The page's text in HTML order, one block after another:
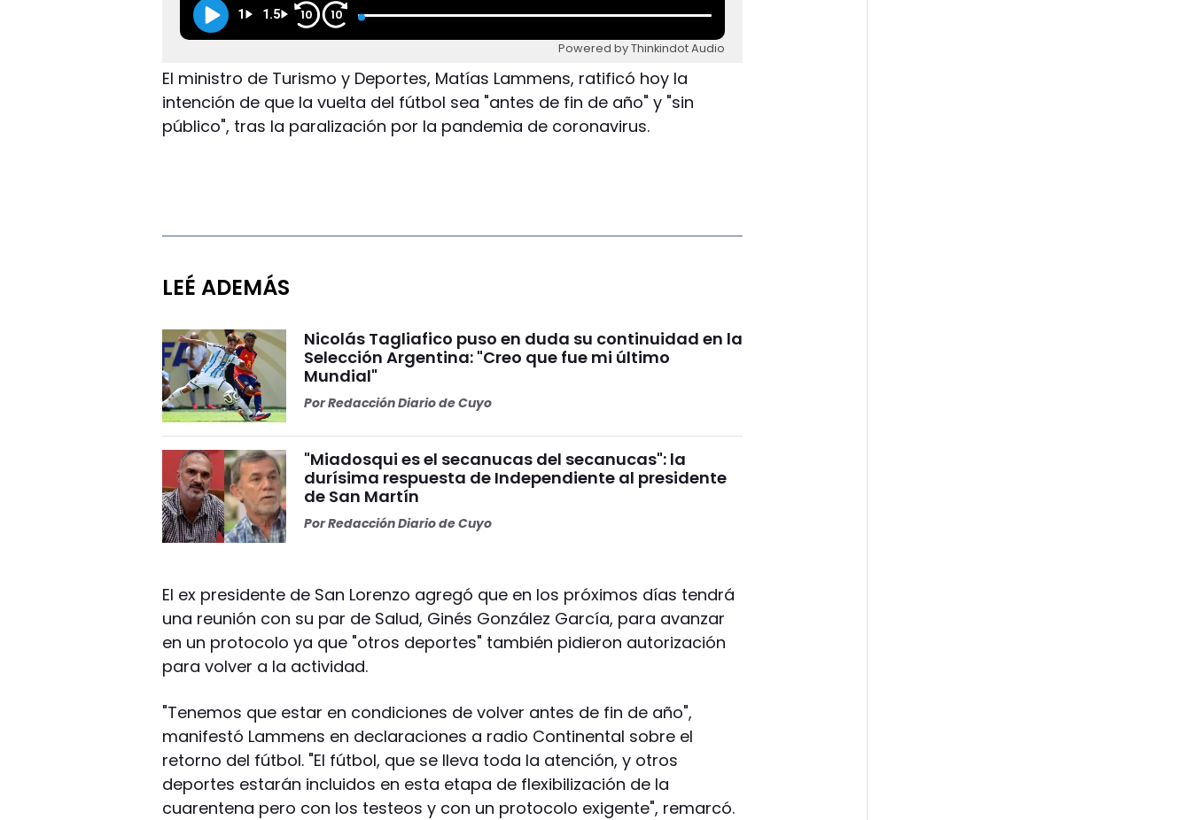
1 1.5 10 10
Powered by Thinkindot Audio
El ministro de Turismo y Deportes, Matías Lammens, ratificó hoy la
intención de que la vuelta del fútbol sea "antes de fin de año" y "sin
público", tras la paralización por la pandemia de coronavirus.
LEÉ ADEMÁS
Nicolás Tagliafico puso en duda su continuidad en la
Selección Argentina: "Creo que fue mi último
Mundial"
PorRedacción Diario de Cuyo
"Miadosqui es el secanucas del secanucas": la
durísima respuesta de Independiente al presidente
de San Martín
PorRedacción Diario de Cuyo
El ex presidente de San Lorenzo agregó que en los próximos días tendrá
una reunión con su par de Salud, Ginés González García, para avanzar
en un protocolo ya que "otros deportes" también pidieron autorización
para volver a la actividad.
"Tenemos que estar en condiciones de volver antes de fin de año",
manifestó Lammens en declaraciones a radio Continental sobre el
retorno del fútbol. "El fútbol, que se lleva toda la atención, y otros
deportes estarán incluidos en esta etapa de flexibilización de la
cuarentena pero con los testeos y con un protocolo exigente", remarcó.